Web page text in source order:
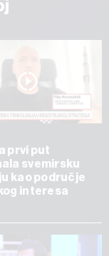
prvi put
svemirsku
kao područje
interesa